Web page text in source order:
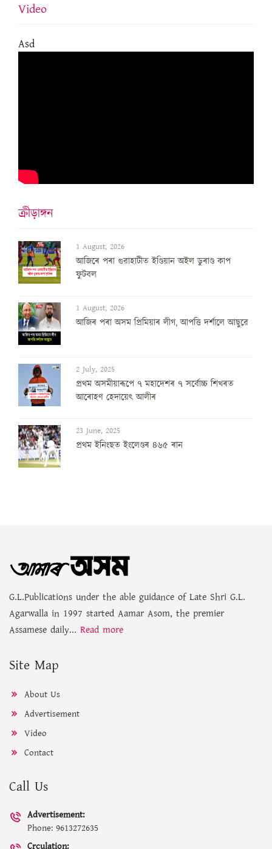
Video
Asd
ক্ৰীড়াঙ্গন
1 August, 2026
আজিৰে পৰা গুৱাহাটীত ইণ্ডিয়ান অইল ডুৰাণ্ড কাপ
ফুটবল
1 August, 2026
আজিৰ পৰা অসম প্ৰিমিয়াৰ লীগ, আপত্তি দৰ্শালে আছুৱে
2 July, 2025
প্ৰথম অসমীয়াৰূপে ৭ মহাদেশৰ ৭ সৰ্বোচ্চ শিখৰত
আৰোহণ হেদায়েৎ আলীৰ
23 June, 2025
প্ৰথম ইনিংছত ইংলেণ্ডৰ ৪৬৫ ৰান
G.L.Publications under the able guidance of Late Shri G.L.
Agarwalla in 1997 started Aamar Asom, the premier
Assamese daily... Read more
Site Map
About Us
Advertisement
Video
Contact
Call Us
Advertisement:
Phone: 9613272635
Crculation: